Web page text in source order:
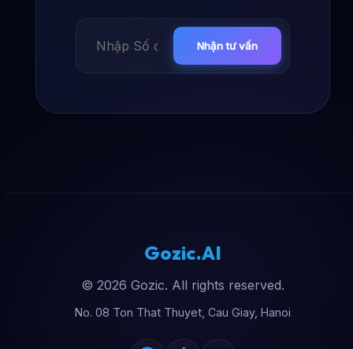
Nhận tư vấn
Gozic.AI
© 2026 Gozic. All rights reserved.
No. 08 Ton That Thuyet, Cau Giay, Hanoi